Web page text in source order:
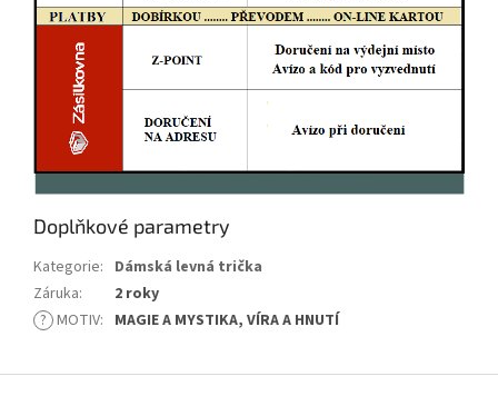
Doplňkové parametry
Kategorie: Dámská levná trička
Záruka:
2 roky
? MOTIV: MAGIE A MYSTIKA, VÍRA A HNUTÍ